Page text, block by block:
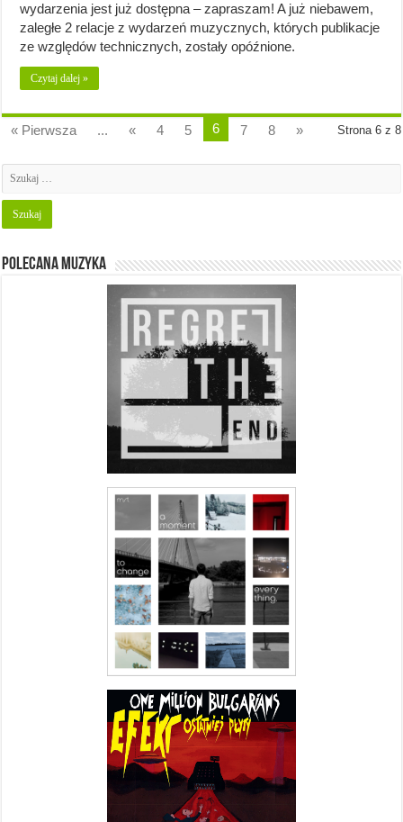
wydarzenia jest już dostępna – zapraszam! A już niebawem,
zaległe 2 relacje z wydarzeń muzycznych, których publikacje
ze względów technicznych, zostały opóźnione.
Czytaj dalej »
Strona 6 z 8
« Pierwsza ... « 4 5 6 7 8 »
Polecana muzyka